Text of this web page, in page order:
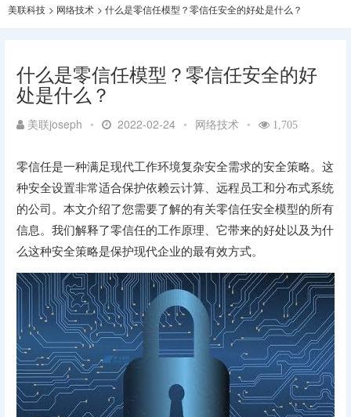
美联科技 > 网络技术 > 什么是零信任模型？零信任安全的好处是什么？
什么是零信任模型？零信任安全的好
处是什么？
美联joseph • 2022-02-24 • 网络技术 • 1,705
零信任是一种满足现代工作环境复杂安全需求的安全策略。这
种安全设置非常适合保护依赖云计算、远程员工和分布式系统
的公司。本文介绍了您需要了解的有关零信任安全模型的所有
信息。我们解释了零信任的工作原理、它带来的好处以及为什
么这种安全策略是保护现代企业的最有效方式。